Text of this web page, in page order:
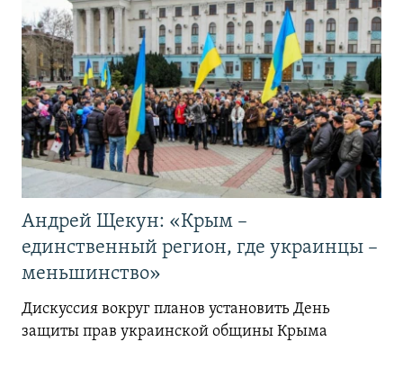
Андрей Щекун: «Крым –
единственный регион, где украинцы –
меньшинство»
Дискуссия вокруг планов установить День
защиты прав украинской общины Крыма